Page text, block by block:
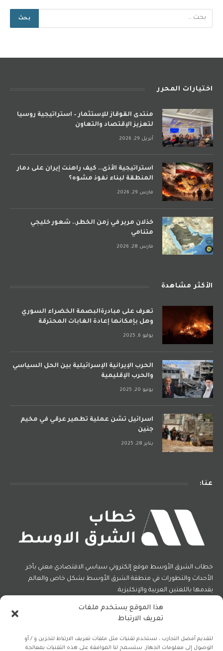
هذا الموقع يستخدم ملفات
تعريف الارتباط
لتقديم أفضل التجارب ، نستخدم تقنيات مثل ملفات تعريف الارتباط لتخزين و / أو
الوصول إلى معلومات الجهاز. ستسمح لنا الموافقة على هذه التقنيات بمعالجة
اختيارات المحرر
منتدى القوقاز للإستثمار – استراتيجية روسيا
لتعزيز الإقتصاد والتعاون
أبريل 29, 2026
استراتيجية الأذى.. كيف راهنت إيران على دمار
المنطقة لبناء نفوذ مشوه؟
مارس 29, 2026
خذلان مرير في زمن الخطر.. شعور خليجي
متنامي
مارس 28, 2026
الأكثر مشاهدة
تعرف على مبادرةالبصمة الخضراء السوري
وهل بإمكانها إعادة الغابات المحترقة
يوليو 6, 2025
الحرب الإيرانية الإسرائيلية بين الحل السياسي
والحرب الإقليمية
يونيو 20, 2025
اسرائيل تشن عملية تطهير عرقي في مخيم
جنين
يناير 28, 2025
عنا:
خطاب الشرق الأوسط موقع إلكتروني سياسي الاقتصادي معني بأخر
الأحداث والتطورات في منطقة الشرق الأوسط بشكل خاص والعالم
يقدمها باللغتين العربية والإنكليزية.
(Twitter)